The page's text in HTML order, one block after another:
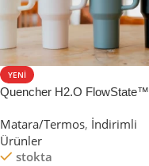
YENI
Quencher H2.O FlowState™
Matara/Termos, İndirimli
Ürünler
stokta